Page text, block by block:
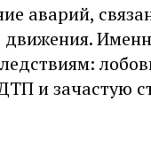
аварий,
движения.
и зачастую